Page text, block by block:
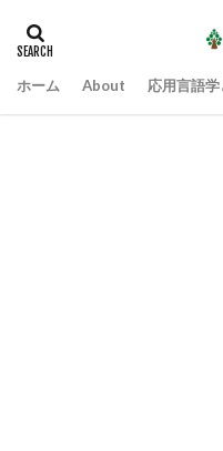
ホーム About 応用言語学